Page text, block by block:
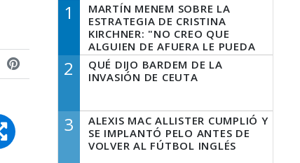
1
MARTÍN MENEM SOBRE LA
ESTRATEGIA DE CRISTINA
KIRCHNER: "NO CREO QUE
ALGUIEN DE AFUERA LE PUEDA
DECIR A LA JUSTICIA LO QUE
TIENE QUE HACER"
2
QUÉ DIJO BARDEM DE LA
INVASIÓN DE CEUTA
3
ALEXIS MAC ALLISTER CUMPLIÓ Y
SE IMPLANTÓ PELO ANTES DE
VOLVER AL FÚTBOL INGLÉS